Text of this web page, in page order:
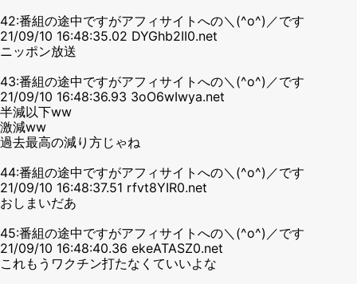
42:番組の途中ですがアフィサイトへの＼(^o^)／です
21/09/10 16:48:35.02 DYGhb2II0.net
ニッポン放送
43:番組の途中ですがアフィサイトへの＼(^o^)／です
21/09/10 16:48:36.93 3oO6wIwya.net
半減以下ww
激減ww
過去最高の減り方じゃね
44:番組の途中ですがアフィサイトへの＼(^o^)／です
21/09/10 16:48:37.51 rfvt8YIR0.net
おしまいだあ
45:番組の途中ですがアフィサイトへの＼(^o^)／です
21/09/10 16:48:40.36 ekeATASZ0.net
これもうワクチン打たなくていいよな